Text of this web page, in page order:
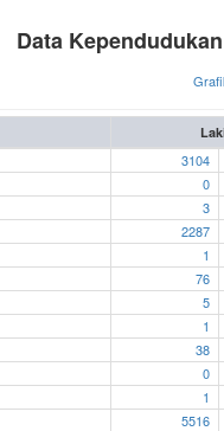
Data
3104
0
3
2287
1
76
5
1
38
0
1
5516